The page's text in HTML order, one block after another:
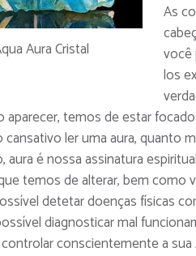
Aura Cristal
As
você
los
aparecer, temos de estar
cansativo ler uma aura, quanto
aura é nossa assinatura
temos de alterar, bem como
detetar doenças físicas
diagnosticar mal
conscientemente a